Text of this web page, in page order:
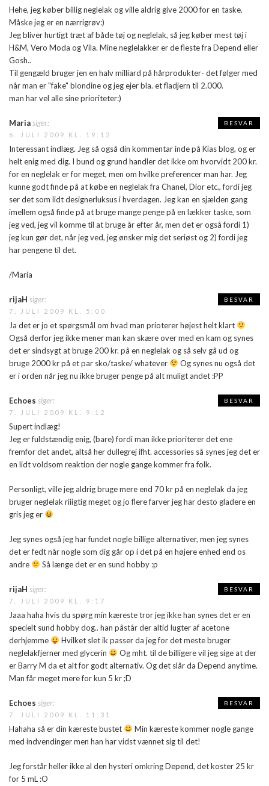
Hehe, jeg køber billig neglelak og ville aldrig give 2000 for en taske.
Måske jeg er en nærrigrøv:)
Jeg bliver hurtigt træt af både tøj og neglelak, så jeg køber mest tøj i
H&M, Vero Moda og Vila. Mine neglelakker er de fleste fra Depend eller
Gosh..
Til gengæld bruger jen en halv milliard på hårprodukter- det følger med
når man er "fake" blondine og jeg ejer bla. et fladjern til 2.000.
man har vel alle sine prioriteter:)
Mariasiger:
6. JULI 2009 KL. 19:12
Interessant indlæg. Jeg så også din kommentar inde på Kias blog, og er
helt enig med dig. I bund og grund handler det ikke om hvorvidt 200 kr.
for en neglelak er for meget, men om hvilke preferencer man har. Jeg
kunne godt finde på at købe en neglelak fra Chanel, Dior etc., fordi jeg
ser det som lidt designerluksus i hverdagen. Jeg kan en sjælden gang
imellem også finde på at bruge mange penge på en lækker taske, som
jeg ved, jeg vil komme til at bruge år efter år, men det er også fordi 1)
jeg kun gør det, når jeg ved, jeg ønsker mig det seriøst og 2) fordi jeg
har pengene til det.
/Maria
BESVAR
rijaH siger:
7. JULI 2009 KL. 5:00
Ja det er jo et spørgsmål om hvad man prioterer højest helt klart
Også derfor jeg ikke mener man kan skære over med en kam og synes
det er sindsygt at bruge 200 kr. på en neglelak og så selv gå ud og
bruge 2000 kr på et par sko/taske/ whatever
Og synes nu også det
er i orden når jeg nu ikke bruger penge på alt muligt andet :PP
BESVAR
Echoes siger:
7. JULI 2009 KL. 9:12
Supert indlæg!
Jeg er fuldstændig enig, (bare) fordi man ikke prioriterer det ene
fremfor det andet, altså her dullegrej ifht. accessories så synes jeg det er
en lidt voldsom reaktion der nogle gange kommer fra folk.
Personligt, ville jeg aldrig bruge mere end 70 kr på en neglelak da jeg
bruger neglelak riiigtig meget og jo flere farver jeg har desto gladere en
gris jeg er
Jeg synes også jeg har fundet nogle billige alternativer, men jeg synes
det er fedt når nogle som dig går op i det på en højere enhed end os
andre
Så længe det er en sund hobby :p
BESVAR
rijaH siger:
7. JULI 2009 KL. 9:17
Jaaa haha hvis du spørg min kæreste tror jeg ikke han synes det er en
specielt sund hobby dog.. han påstår der altid lugter af acetone
derhjemme
Hvilket slet ik passer da jeg for det meste bruger
neglelakfjerner med glycerin
Og mht. til de billigere vil jeg sige at der
er Barry M da et alt for godt alternativ. Og det slår da Depend anytime.
Man får meget mere for kun 5 kr ;D
BESVAR
Echoes siger:
7. JULI 2009 KL. 11:31
Hahaha så er din kæreste bustet
Min kæreste kommer nogle gange
med indvendinger men han har vidst vænnet sig til det!
Jeg forstår heller ikke al den hysteri omkring Depend, det koster 25 kr
for 5 mL :O
BESVAR